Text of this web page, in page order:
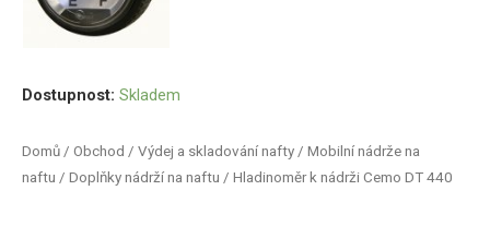
Domů / Obchod / Výdej a skladování nafty / Mobilní nádrže na
naftu / Doplňky nádrží na naftu / Hladinoměr k nádrži Cemo DT 440
Dostupnost: Skladem